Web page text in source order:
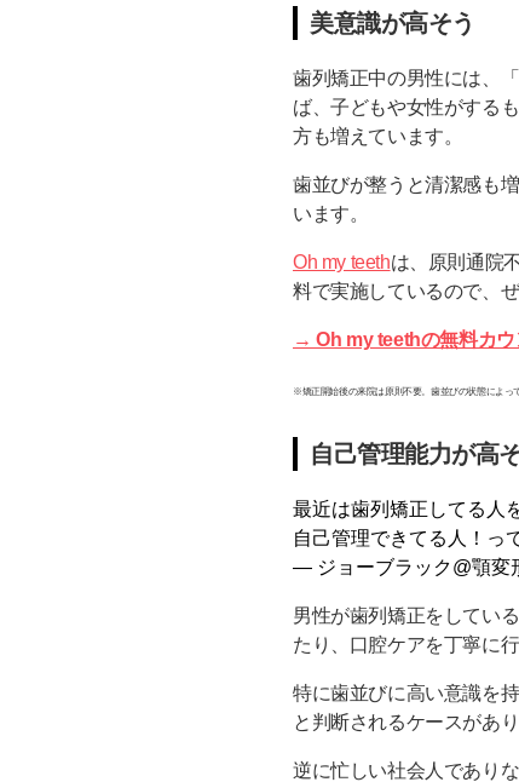
美意識が高そう
歯列矯正中の男性には、
ば、子どもや女性がする
方も増えています。
歯並びが整うと清潔感も増
います。
Oh my teethは、原則通院
料で実施しているので、
→ Oh my teethの無料カ
※矯正開始後の来院は原則不要。歯並びの状態によっ
自己管理能力が高
最近は歯列矯正してる人
自己管理できてる人！っ
— ジョーブラック@顎変
男性が歯列矯正をしてい
たり、口腔ケアを丁寧に
特に歯並びに高い意識を
と判断されるケースがあり
逆に忙しい社会人であり